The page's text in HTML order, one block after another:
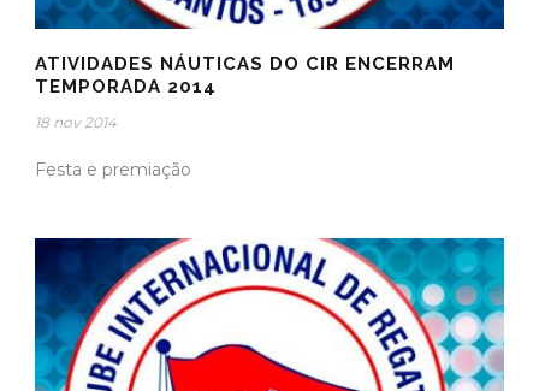
ATIVIDADES NÁUTICAS DO CIR ENCERRAM
TEMPORADA 2014
18 nov 2014
Festa e premiação